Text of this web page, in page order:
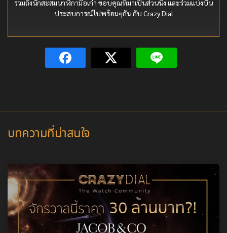
รวมถึงนักสะสมนาฬิกามือเก่า ขอบคุณที่มาเป็นส่วนนึง และร่วมแบ่งบัน
ประสบการณ์ไปพร้อมๆกัน กับ Crazy Dial
บทความที่น่าสนใจ